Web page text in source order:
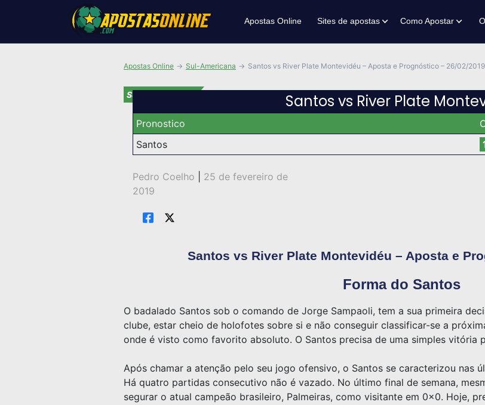
Apostas Online Sites de apostas Como Apostar
Apostas Online Sul-Americana Santos vs River Plate Montevidéu – Aposta e Prognóstico – 26/02/2019
Sul-Americana Santos vs River Plate
Pronostico
Santos
Pedro Coelho
25 de fevereiro de
2019
Santos vs River Plate Montevidéu – Aposta e
Forma do Santos
O badalado Santos sob o comando de Jorge Sampaoli, tem a sua primeira
clube, estar cheio de holofotes sobre si e não conseguir classificar-se a
onde é visto como favorito absoluto. O Santos precisa de uma simples vitória
Após chamar a atenção pelo seu jogo ofensivo, o Santos se caracterizou nas
Há quatro partidas consecutivo não é vazado. No último final de semana,
segurar o atual campeão brasileiro, Palmeiras, como visitante em 0x0. Hoje,